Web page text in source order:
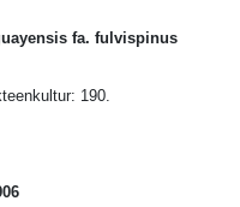
fa. fulvispinus
190.